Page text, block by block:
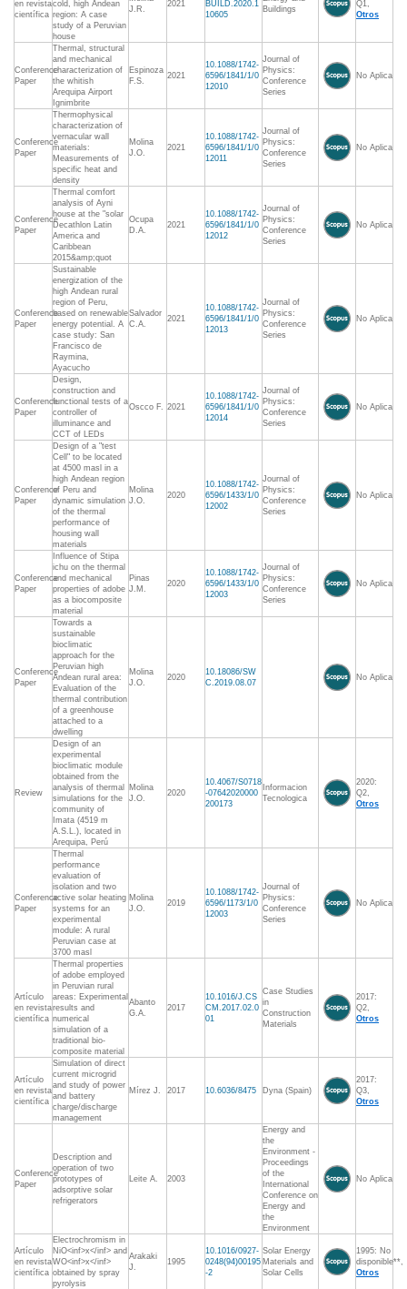
en revista
científica
cold, high Andean
region: A case
study of a Peruvian
house
J.R.
2021
BUILD.2020.1
10605
Buildings
Q1,
Otros
Conference
Paper
Thermal, structural
and mechanical
characterization of
the whitish
Arequipa Airport
Ignimbrite
Espinoza
F.S.
2021
10.1088/1742-
6596/1841/1/0
12010
Journal of
Physics:
Conference
Series
No Aplica
Conference
Paper
Thermophysical
characterization of
vernacular wall
materials:
Measurements of
specific heat and
density
Molina
J.O.
2021
10.1088/1742-
6596/1841/1/0
12011
Journal of
Physics:
Conference
Series
No Aplica
Conference
Paper
Thermal comfort
analysis of Ayni
house at the "solar
Decathlon Latin
America and
Caribbean
2015&amp;quot
Ocupa
D.A.
2021
10.1088/1742-
6596/1841/1/0
12012
Journal of
Physics:
Conference
Series
No Aplica
Conference
Paper
Sustainable
energization of the
high Andean rural
region of Peru,
based on renewable
energy potential. A
case study: San
Francisco de
Raymina,
Ayacucho
Salvador
C.A.
2021
10.1088/1742-
6596/1841/1/0
12013
Journal of
Physics:
Conference
Series
No Aplica
Conference
Paper
Design,
construction and
functional tests of a
controller of
illuminance and
CCT of LEDs
Oscco F. 2021
10.1088/1742-
6596/1841/1/0
12014
Journal of
Physics:
Conference
Series
No Aplica
Conference
Paper
Design of a "test
Cell" to be located
at 4500 masl in a
high Andean region
of Peru and
dynamic simulation
of the thermal
performance of
housing wall
materials
Molina
J.O.
2020
10.1088/1742-
6596/1433/1/0
12002
Journal of
Physics:
Conference
Series
No Aplica
Conference
Paper
Influence of Stipa
ichu on the thermal
and mechanical
properties of adobe
as a biocomposite
material
Pinas
J.M.
2020
10.1088/1742-
6596/1433/1/0
12003
Journal of
Physics:
Conference
Series
No Aplica
Conference
Paper
Towards a
sustainable
bioclimatic
approach for the
Peruvian high
Andean rural area:
Evaluation of the
thermal contribution
of a greenhouse
attached to a
dwelling
Molina
J.O.
2020
10.18086/SW
C.2019.08.07
No Aplica
Review
Design of an
experimental
bioclimatic module
obtained from the
analysis of thermal
simulations for the
community of
Imata (4519 m
A.S.L.), located in
Arequipa, Perú
Molina
J.O.
2020
10.4067/S0718
-07642020000
200173
Informacion
Tecnologica
2020:
Q2,
Otros
Conference
Paper
Thermal
performance
evaluation of
isolation and two
active solar heating
systems for an
experimental
module: A rural
Peruvian case at
3700 masl
Molina
J.O.
2019
10.1088/1742-
6596/1173/1/0
12003
Journal of
Physics:
Conference
Series
No Aplica
Artículo
en revista
científica
Thermal properties
of adobe employed
in Peruvian rural
areas: Experimental
results and
numerical
simulation of a
traditional bio-
composite material
Abanto
G.A.
2017
10.1016/J.CS
CM.2017.02.0
01
Case Studies
in
Construction
Materials
2017:
Q2,
Otros
Artículo
en revista
científica
Simulation of direct
current microgrid
and study of power
and battery
charge/discharge
management
Mírez J. 2017 10.6036/8475 Dyna (Spain)
2017:
Q3,
Otros
Conference
Paper
Description and
operation of two
prototypes of
adsorptive solar
refrigerators
Leite A. 2003
Energy and
the
Environment -
Proceedings
of the
International
Conference on
Energy and
the
Environment
No Aplica
Artículo
en revista
científica
Electrochromism in
NiO<inf>x</inf> and
WO<inf>x</inf>
obtained by spray
pyrolysis
Arakaki
J.
1995
10.1016/0927-
0248(94)00195
-2
Solar Energy
Materials and
Solar Cells
1995: No
disponible**,
Otros